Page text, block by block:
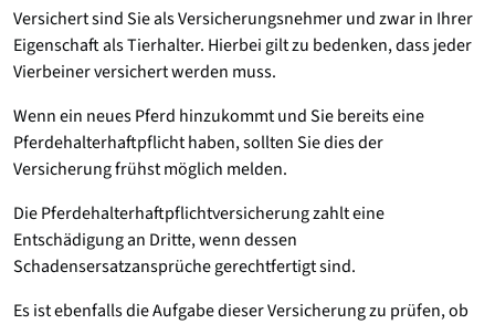
Versichert sind Sie als Versicherungsnehmer und zwar in Ihrer
Eigenschaft als Tierhalter. Hierbei gilt zu bedenken, dass jeder
Vierbeiner versichert werden muss.
Wenn ein neues Pferd hinzukommt und Sie bereits eine
Pferdehalterhaftpflicht haben, sollten Sie dies der
Versicherung frühst möglich melden.
Die Pferdehalterhaftpflichtversicherung zahlt eine
Entschädigung an Dritte, wenn dessen
Schadensersatzansprüche gerechtfertigt sind.
Es ist ebenfalls die Aufgabe dieser Versicherung zu prüfen, ob